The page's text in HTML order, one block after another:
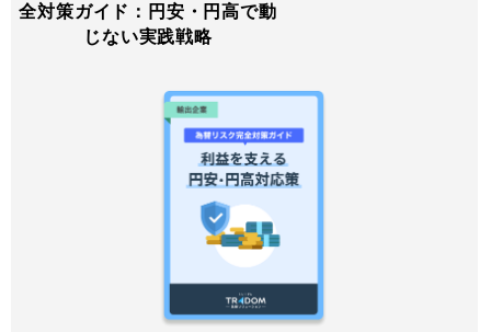
全対策ガイド：円安・円高で動
じない実践戦略